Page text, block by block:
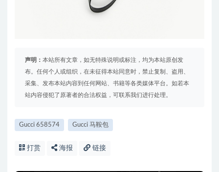
声明： 本站所有文章，如无特殊说明或标注，均为本站原创发
布。任何个人或组织，在未征得本站同意时，禁止复制、盗用、
采集、发布本站内容到任何网站、书籍等各类媒体平台。如若本
站内容侵犯了原著者的合法权益，可联系我们进行处理。
Gucci 658574 Gucci 马鞍包
打赏 海报 链接